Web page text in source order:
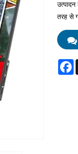
तरह से